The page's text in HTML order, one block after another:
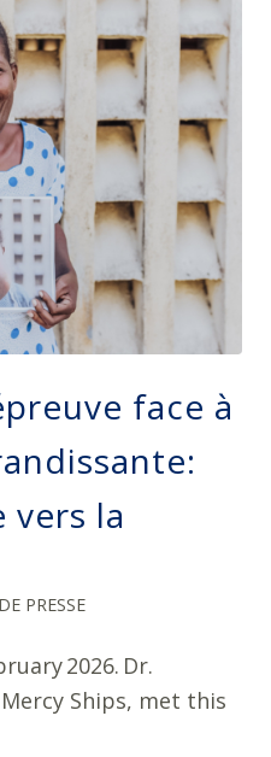
face à
vers la
PRESSE
2026. Dr.
Ships, met this